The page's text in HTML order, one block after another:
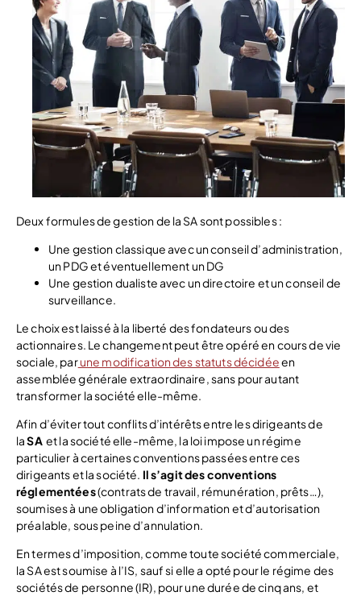
Deux formules de gestion de la SA sont possibles :
Une gestion classique avec un conseil d’administration,
un PDG et éventuellement un DG
Une gestion dualiste avec un directoire et un conseil de
surveillance.
Le choix est laissé à la liberté des fondateurs ou des
actionnaires. Le changement peut être opéré en cours de vie
sociale, parune modification des statuts décidéeen
assemblée générale extraordinaire, sans pour autant
transformer la société elle-même.
Afin d’éviter tout conflits d’intérêts entre les dirigeants de
laSAet la société elle-même, la loi impose un régime
particulier à certaines conventions passées entre ces
dirigeants et la société. Il s’agit des conventions
réglementées(contrats de travail, rémunération, prêts…),
soumises à une obligation d’information et d’autorisation
préalable, sous peine d’annulation.
En termes d’imposition, comme toute société commerciale,
la SA est soumise à l’IS, sauf si elle a opté pour le régime des
sociétés de personne (IR), pour une durée de cinq ans, et